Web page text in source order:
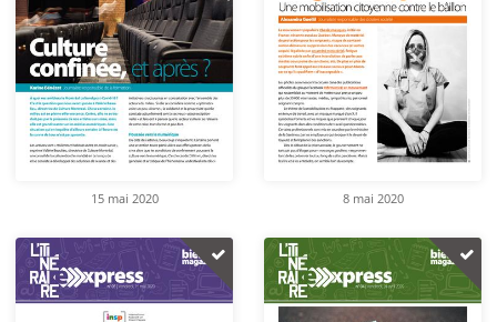
15 mai 2020 8 mai 2020